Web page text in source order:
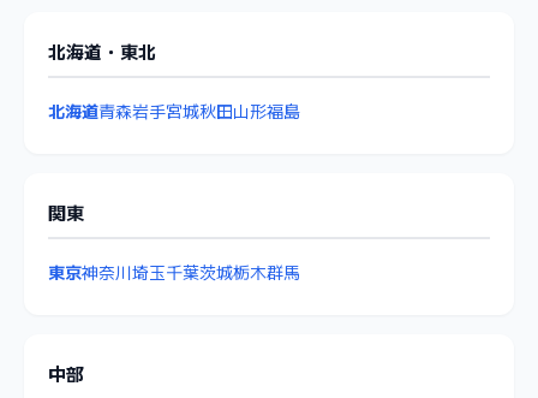
北海道・東北
北海道青森岩手宮城秋田山形福島
関東
東京神奈川埼玉千葉茨城栃木群馬
中部